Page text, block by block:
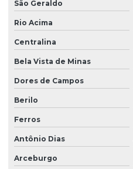
São Geraldo
Rio Acima
Centralina
Bela Vista de Minas
Dores de Campos
Berilo
Ferros
Antônio Dias
Arceburgo